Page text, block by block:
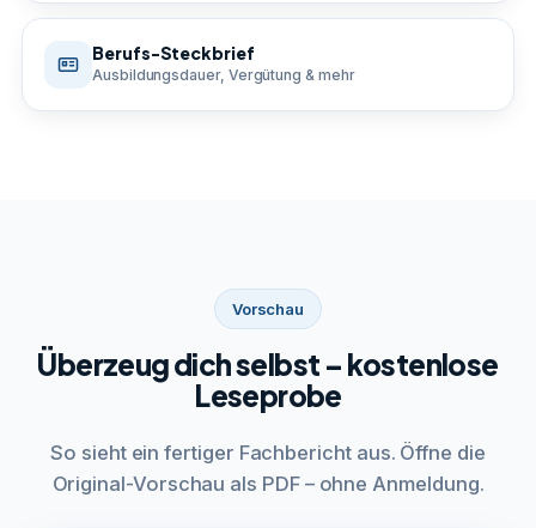
Berufs-Steckbrief
Ausbildungsdauer, Vergütung & mehr
Vorschau
Überzeug dich selbst – kostenlose
Leseprobe
So sieht ein fertiger Fachbericht aus. Öffne die
Original-Vorschau als PDF – ohne Anmeldung.